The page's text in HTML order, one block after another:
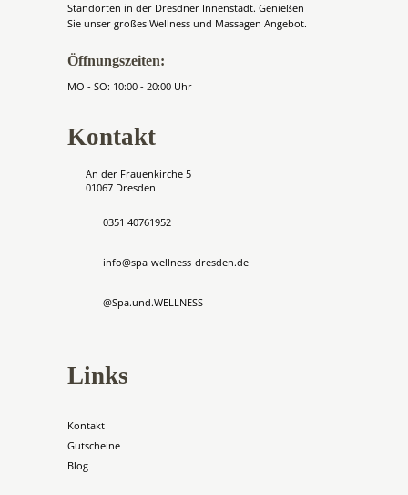
Standorten in der Dresdner Innenstadt. Genießen
Sie unser großes Wellness und Massagen Angebot.
Öffnungszeiten:
MO - SO: 10:00 - 20:00 Uhr
Kontakt
An der Frauenkirche 5
01067 Dresden
0351 40761952
info@spa-wellness-dresden.de
@Spa.und.WELLNESS
Links
Kontakt
Gutscheine
Blog